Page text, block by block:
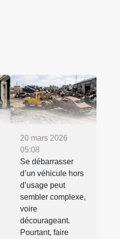
20 mars 2026
05:08
Se débarrasser
d’un véhicule hors
d’usage peut
sembler complexe,
voire
décourageant.
Pourtant, faire